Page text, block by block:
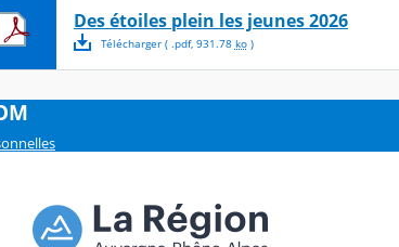
Des étoiles plein les jeunes 2026
Télécharger( .pdf, 931.78 ko)